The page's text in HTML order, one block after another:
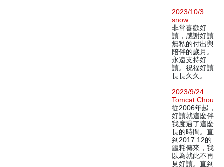
2023/10/3
snow
非常喜歡好
讀，感謝好讀
無私的付出與
陪伴的歲月。
永遠支持好
讀。祝福好讀
長長久久。
2023/9/24
Tomcat Chou
從2006年起，
好讀就這麼伴
我度過了這麼
長的時間。直
到2017.12的
噩耗傳來，我
以為就此不再
見好讀。直到